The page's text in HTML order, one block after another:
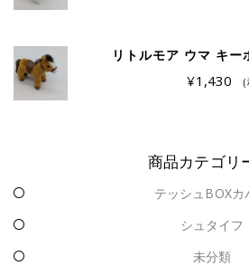
リトルモア ウマ キー
¥1,430
商品カテゴリ
テッシュBOXカ
シュタイフ
未分類